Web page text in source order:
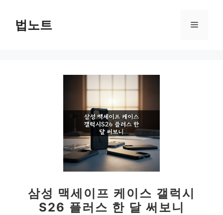
법노트 메
삼성 맥세이프 케이스 갤럭시
S26 플러스 한 달 써보니